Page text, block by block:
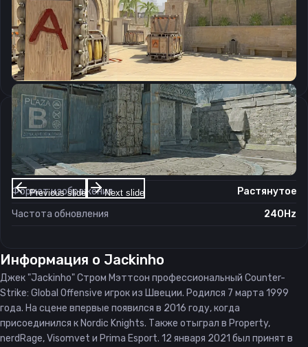
Previous slide Next slide
Чувствительность мыши в Windows:
6/11
Ускорение мыши:
0
m_rawinput:
1
Настройки экрана
Разрешение
1280×1024
Соотношение сторон
4:3
Формат изображения
Растянутое
Частота обновления
240Hz
Информация о Jackinho
Джек "Jackinho" Стром Мэттсон профессиональный Counter-
Strike: Global Offensive игрок из Швеции. Родился 7 марта 1999
года. На сцене впервые появился в 2016 году, когда
присоединился к Nordic Knights. Также отыграл в Property,
nerdRage, Visomvet и Prima Esport. 12 января 2021 был принят в